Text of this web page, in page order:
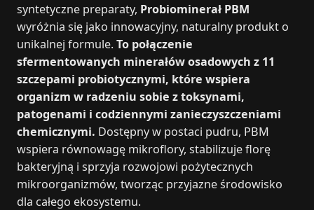
syntetyczne preparaty, Probiominerał PBM
wyróżnia się jako innowacyjny, naturalny produkt o
unikalnej formule. To połączenie
sfermentowanych minerałów osadowych z 11
szczepami probiotycznymi, które wspiera
organizm w radzeniu sobie z toksynami,
patogenami i codziennymi zanieczyszczeniami
chemicznymi. Dostępny w postaci pudru, PBM
wspiera równowagę mikroflory, stabilizuje florę
bakteryjną i sprzyja rozwojowi pożytecznych
mikroorganizmów, tworząc przyjazne środowisko
dla całego ekosystemu.